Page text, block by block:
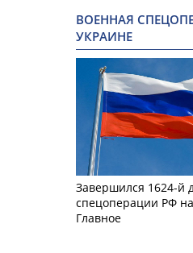
ВОЕННАЯ
УКРАИНЕ
Завершился 1624-й
спецоперации РФ
Главное